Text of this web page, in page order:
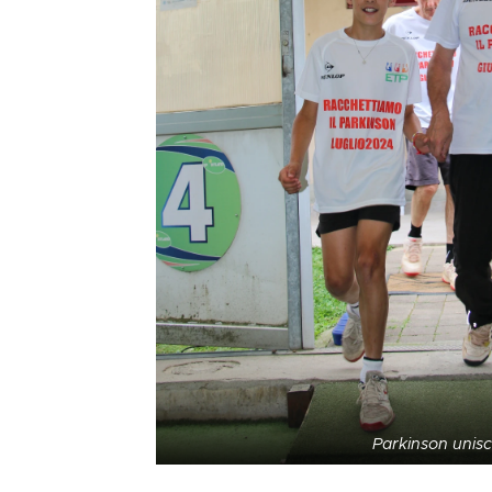
Parkinson